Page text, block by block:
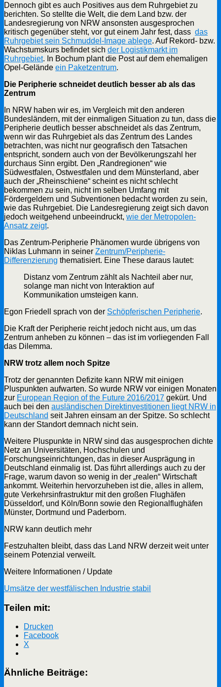
Dennoch gibt es auch Positives aus dem Ruhrgebiet zu
berichten. So stellte die Welt, die dem Land bzw. der
Landesregierung von NRW ansonsten ausgesprochen
kritisch gegenüber steht, vor gut einem Jahr fest, dass das
Ruhrgebiet sein Schmuddel-Image ablege. Auf Rekord- bzw.
Wachstumskurs befindet sich der Logistikmarkt im
Ruhrgebiet. In Bochum plant die Post auf dem ehemaligen
Opel-Gelände ein Paketzentrum.
Die Peripherie schneidet deutlich besser ab als das
Zentrum
In NRW haben wir es, im Vergleich mit den anderen
Bundesländern, mit der einmaligen Situation zu tun, dass die
Peripherie deutlich besser abschneidet als das Zentrum,
wenn wir das Ruhrgebiet als das Zentrum des Landes
betrachten, was nicht nur geografisch den Tatsachen
entspricht, sondern auch von der Bevölkerungszahl her
durchaus Sinn ergibt. Den „Randregionen“ wie
Südwestfalen, Ostwestfalen und dem Münsterland, aber
auch der „Rheinschiene“ scheint es nicht schlecht
bekommen zu sein, nicht im selben Umfang mit
Fördergeldern und Subventionen bedacht worden zu sein,
wie das Ruhrgebiet. Die Landesregierung zeigt sich davon
jedoch weitgehend unbeeindruckt, wie der Metropolen-
Ansatz zeigt.
Das Zentrum-Peripherie Phänomen wurde übrigens von
Niklas Luhmann in seiner Zentrum/Peripherie-
Differenzierung thematisiert. Eine These daraus lautet:
Distanz vom Zentrum zählt als Nachteil aber nur,
solange man nicht von Interaktion auf
Kommunikation umsteigen kann.
Egon Friedell sprach von der Schöpferischen Peripherie.
Die Kraft der Peripherie reicht jedoch nicht aus, um das
Zentrum anheben zu können – das ist im vorliegenden Fall
das Dilemma.
NRW trotz allem noch Spitze
Trotz der genannten Defizite kann NRW mit einigen
Pluspunkten aufwarten. So wurde NRW vor einigen Monaten
zur European Region of the Future 2016/2017 gekürt. Und
auch bei den ausländischen Direktinvestitionen liegt NRW in
Deutschland seit Jahren einsam an der Spitze. So schlecht
kann der Standort demnach nicht sein.
Weitere Pluspunkte in NRW sind das ausgesprochen dichte
Netz an Universitäten, Hochschulen und
Forschungseinrichtungen, das in dieser Ausprägung in
Deutschland einmalig ist. Das führt allerdings auch zu der
Frage, warum davon so wenig in der „realen“ Wirtschaft
ankommt. Weiterhin hervorzuheben ist die, alles in allem,
gute Verkehrsinfrastruktur mit den großen Flughäfen
Düsseldorf, und Köln/Bonn sowie den Regionalflughäfen
Münster, Dortmund und Paderborn.
NRW kann deutlich mehr
Festzuhalten bleibt, dass das Land NRW derzeit weit unter
seinem Potenzial verweilt.
Weitere Informationen / Update
Umsätze der westfälischen Industrie stabil
Teilen mit:
Drucken
Facebook
X
Ähnliche Beiträge: